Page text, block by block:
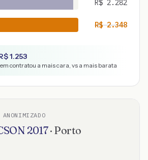
R$ 2.282
R$2.348
1.253
contratou a mais cara, vs a mais barata
2017· Porto